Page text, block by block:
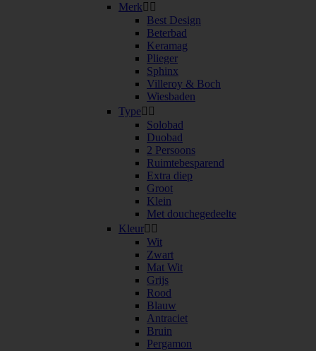
Merk 
Best Design
Beterbad
Keramag
Plieger
Sphinx
Villeroy & Boch
Wiesbaden
Type 
Solobad
Duobad
2 Persoons
Ruimtebesparend
Extra diep
Groot
Klein
Met douchegedeelte
Kleur 
Wit
Zwart
Mat Wit
Grijs
Rood
Blauw
Antraciet
Bruin
Pergamon